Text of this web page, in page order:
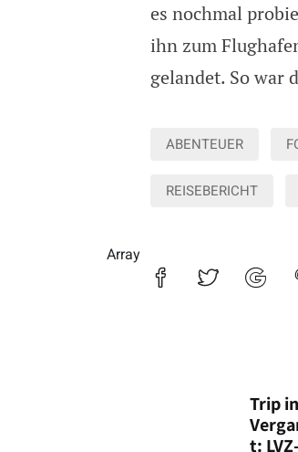
es nochmal
ihn zum
gelandet. So war
ABENTEUER
REISEBERICHT
Array
Trip
t: